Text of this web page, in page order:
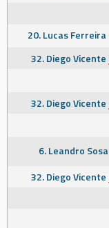
20. Lucas Ferreira
32. Diego Vicente
32. Diego Vicente
6. Leandro Sosa
32. Diego Vicente